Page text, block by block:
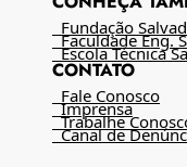
Fundação
Faculdade Eng.
Escola Técnica
CONTATO
Fale Conosco
Imprensa
Trabalhe
Canal de